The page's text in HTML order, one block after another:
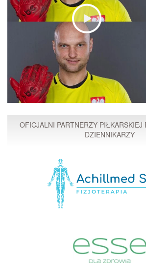
OFICJALNI PARTNERZY PIŁKARSKIEJ
DZIENNIKARZY